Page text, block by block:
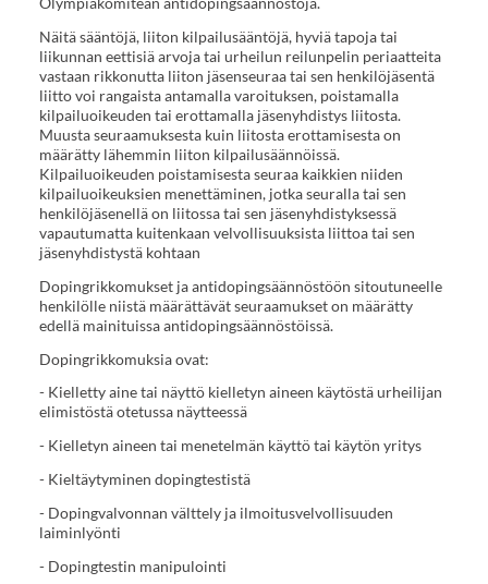
Näitä sääntöjä, liiton kilpailusääntöjä, hyviä tapoja tai
liikunnan eettisiä arvoja tai urheilun reilunpelin periaatteita
vastaan rikkonutta liiton jäsenseuraa tai sen henkilöjäsentä
liitto voi rangaista antamalla varoituksen, poistamalla
kilpailuoikeuden tai erottamalla jäsenyhdistys liitosta.
Muusta seuraamuksesta kuin liitosta erottamisesta on
määrätty lähemmin liiton kilpailusäännöissä.
Kilpailuoikeuden poistamisesta seuraa kaikkien niiden
kilpailuoikeuksien menettäminen, jotka seuralla tai sen
henkilöjäsenellä on liitossa tai sen jäsenyhdistyksessä
vapautumatta kuitenkaan velvollisuuksista liittoa tai sen
jäsenyhdistystä kohtaan
Dopingrikkomukset ja antidopingsäännöstöön sitoutuneelle
henkilölle niistä määrättävät seuraamukset on määrätty
edellä mainituissa antidopingsäännöstöissä.
Dopingrikkomuksia ovat:
- Kielletty aine tai näyttö kielletyn aineen käytöstä urheilijan
elimistöstä otetussa näytteessä
- Kielletyn aineen tai menetelmän käyttö tai käytön yritys
- Kieltäytyminen dopingtestistä
- Dopingvalvonnan välttely ja ilmoitusvelvollisuuden
laiminlyönti
- Dopingtestin manipulointi